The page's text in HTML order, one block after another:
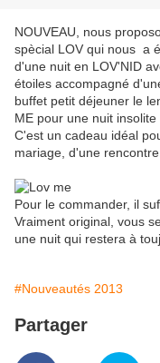
NOUVEAU, nous
spècial LOV qui nous a
d'une nuit en LOV'NID
étoiles accompagné
buffet petit déjeuner le
ME pour une nuit
C'est un cadeau idéal
mariage, d'une
Pour le commander, il
Vraiment original, vous
une nuit qui restera à
#Nouveautés 2013
Partager